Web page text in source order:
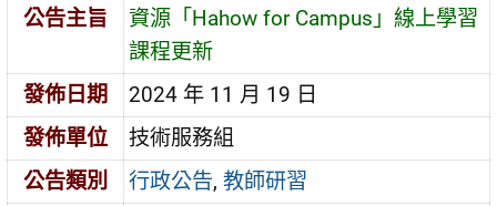
公告主旨
資源「Hahow for Campus」線上學習
課程更新
發佈日期
2024 年 11 月 19 日
發佈單位
技術服務組
公告類別
行政公告,教師研習